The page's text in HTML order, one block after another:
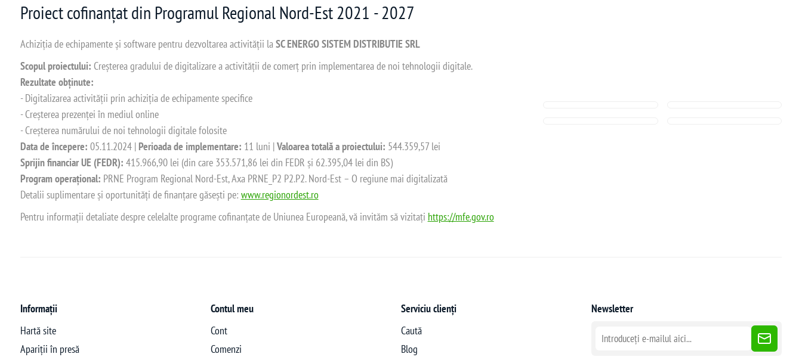
Proiect cofinanțat din Programul Regional Nord-Est 2021 - 2027
Achiziția de echipamente și software pentru dezvoltarea activității laSC ENERGO SISTEM DISTRIBUTIE SRL
Scopul proiectului: Creșterea gradului de digitalizare a activității de comerț prin implementarea de noi tehnologii digitale.
Rezultate obținute:
- Digitalizarea activității prin achiziția de echipamente specifice
- Creșterea prezenței în mediul online
- Creșterea numărului de noi tehnologii digitale folosite
Data de începere: 05.11.2024 | Perioada de implementare: 11 luni |Valoarea totală a proiectului: 544.359,57 lei
Sprijin financiar UE (FEDR): 415.966,90 lei (din care 353.571,86 lei din FEDR și 62.395,04 lei din BS)
Program operațional: PRNE Program Regional Nord-Est, Axa PRNE_P2 P2.P2. Nord-Est – O regiune mai digitalizată
Detalii suplimentare și oportunități de finanțare găsești pe: www.regionordest.ro
Pentru informații detaliate despre celelalte programe cofinanțate de Uniunea Europeană, vă invităm să vizitați https://mfe.gov.ro
Informații
Hartă site
Apariții în presă
Contul meu
Cont
Comenzi
Serviciu clienți
Caută
Blog
Newsletter